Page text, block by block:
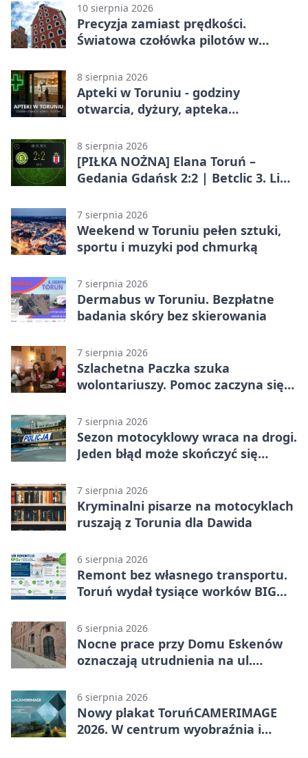
10 sierpnia 2026
Precyzja zamiast prędkości.
Światowa czołówka pilotów w
8 sierpnia 2026
Apteki w Toruniu - godziny
otwarcia, dyżury, apteka
8 sierpnia 2026
[PIŁKA NOŻNA] Elana Toruń –
Gedania Gdańsk 2:2 | Betclic 3. Liga
7 sierpnia 2026
Weekend w Toruniu pełen sztuki,
sportu i muzyki pod chmurką
7 sierpnia 2026
Dermabus w Toruniu. Bezpłatne
badania skóry bez skierowania
7 sierpnia 2026
Szlachetna Paczka szuka
wolontariuszy. Pomoc zaczyna się
7 sierpnia 2026
Sezon motocyklowy wraca na drogi.
Jeden błąd może skończyć się
7 sierpnia 2026
Kryminalni pisarze na motocyklach
ruszają z Torunia dla Dawida
6 sierpnia 2026
Remont bez własnego transportu.
Toruń wydał tysiące worków BIG
6 sierpnia 2026
Nocne prace przy Domu Eskenów
oznaczają utrudnienia na ul.
6 sierpnia 2026
Nowy plakat ToruńCAMERIMAGE
2026. W centrum wyobraźnia i